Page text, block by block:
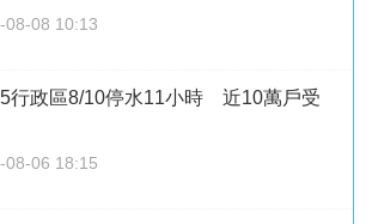
08-08 10:13
行政區8/10停水11小時 近10萬戶受
08-06 18:15